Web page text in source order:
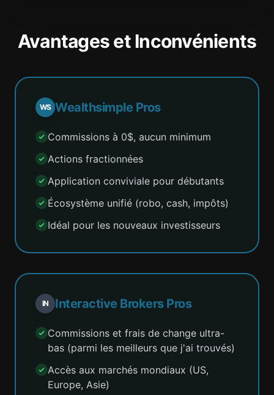
Avantages et Inconvénients
WS Wealthsimple Pros
Commissions à 0$, aucun minimum
Actions fractionnées
Application conviviale pour débutants
Écosystème unifié (robo, cash, impôts)
Idéal pour les nouveaux investisseurs
IN Interactive Brokers Pros
Commissions et frais de change ultra-
bas (parmi les meilleurs que j'ai trouvés)
Accès aux marchés mondiaux (US,
Europe, Asie)